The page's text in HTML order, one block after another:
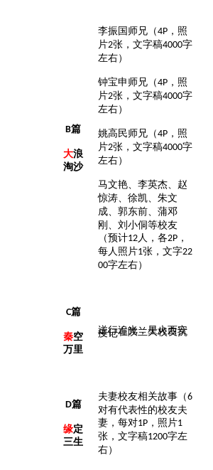
B篇
大浪
淘沙
李振国师兄（4P ，照
片2张，文字稿4000字
左右）
钟宝申师兄（4P ，照
片2张，文字稿4000字
左右）
姚高民师兄（4P ，照
片2张，文字稿4000字
左右）
马文艳、 李英杰、 赵
惊涛、 徐凯、 朱文
成、 郭东前、蒲邓
刚、刘小侗等校友
（预计12人，各2P ，
每人照片1张，文字22
00字左右）
C篇
秦空
万里
逆行追光，星火西安——在陕兰大校友抗疫记
D篇
缘定
三生
夫妻校友相关故事（6
对有代表性的校友夫
妻，每对1P ，照片1
张，文字稿1200字左
右）